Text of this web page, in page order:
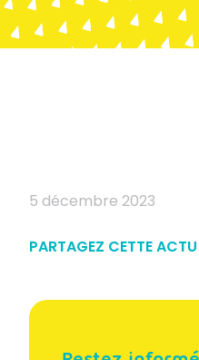
5 décembre 2023
PARTAGEZ CETTE ACTU